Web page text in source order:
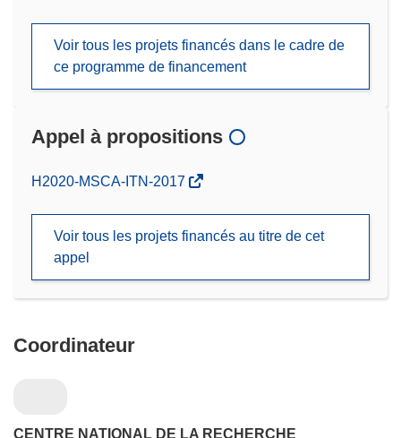
Voir tous les projets financés dans le cadre de
ce programme de financement
Appel à propositions
(s’ouvre
nouvelle
fenêtre)
H2020-MSCA-ITN-2017
Voir tous les projets financés au titre de cet
appel
Coordinateur
CENTRE NATIONAL DE LA RECHERCHE